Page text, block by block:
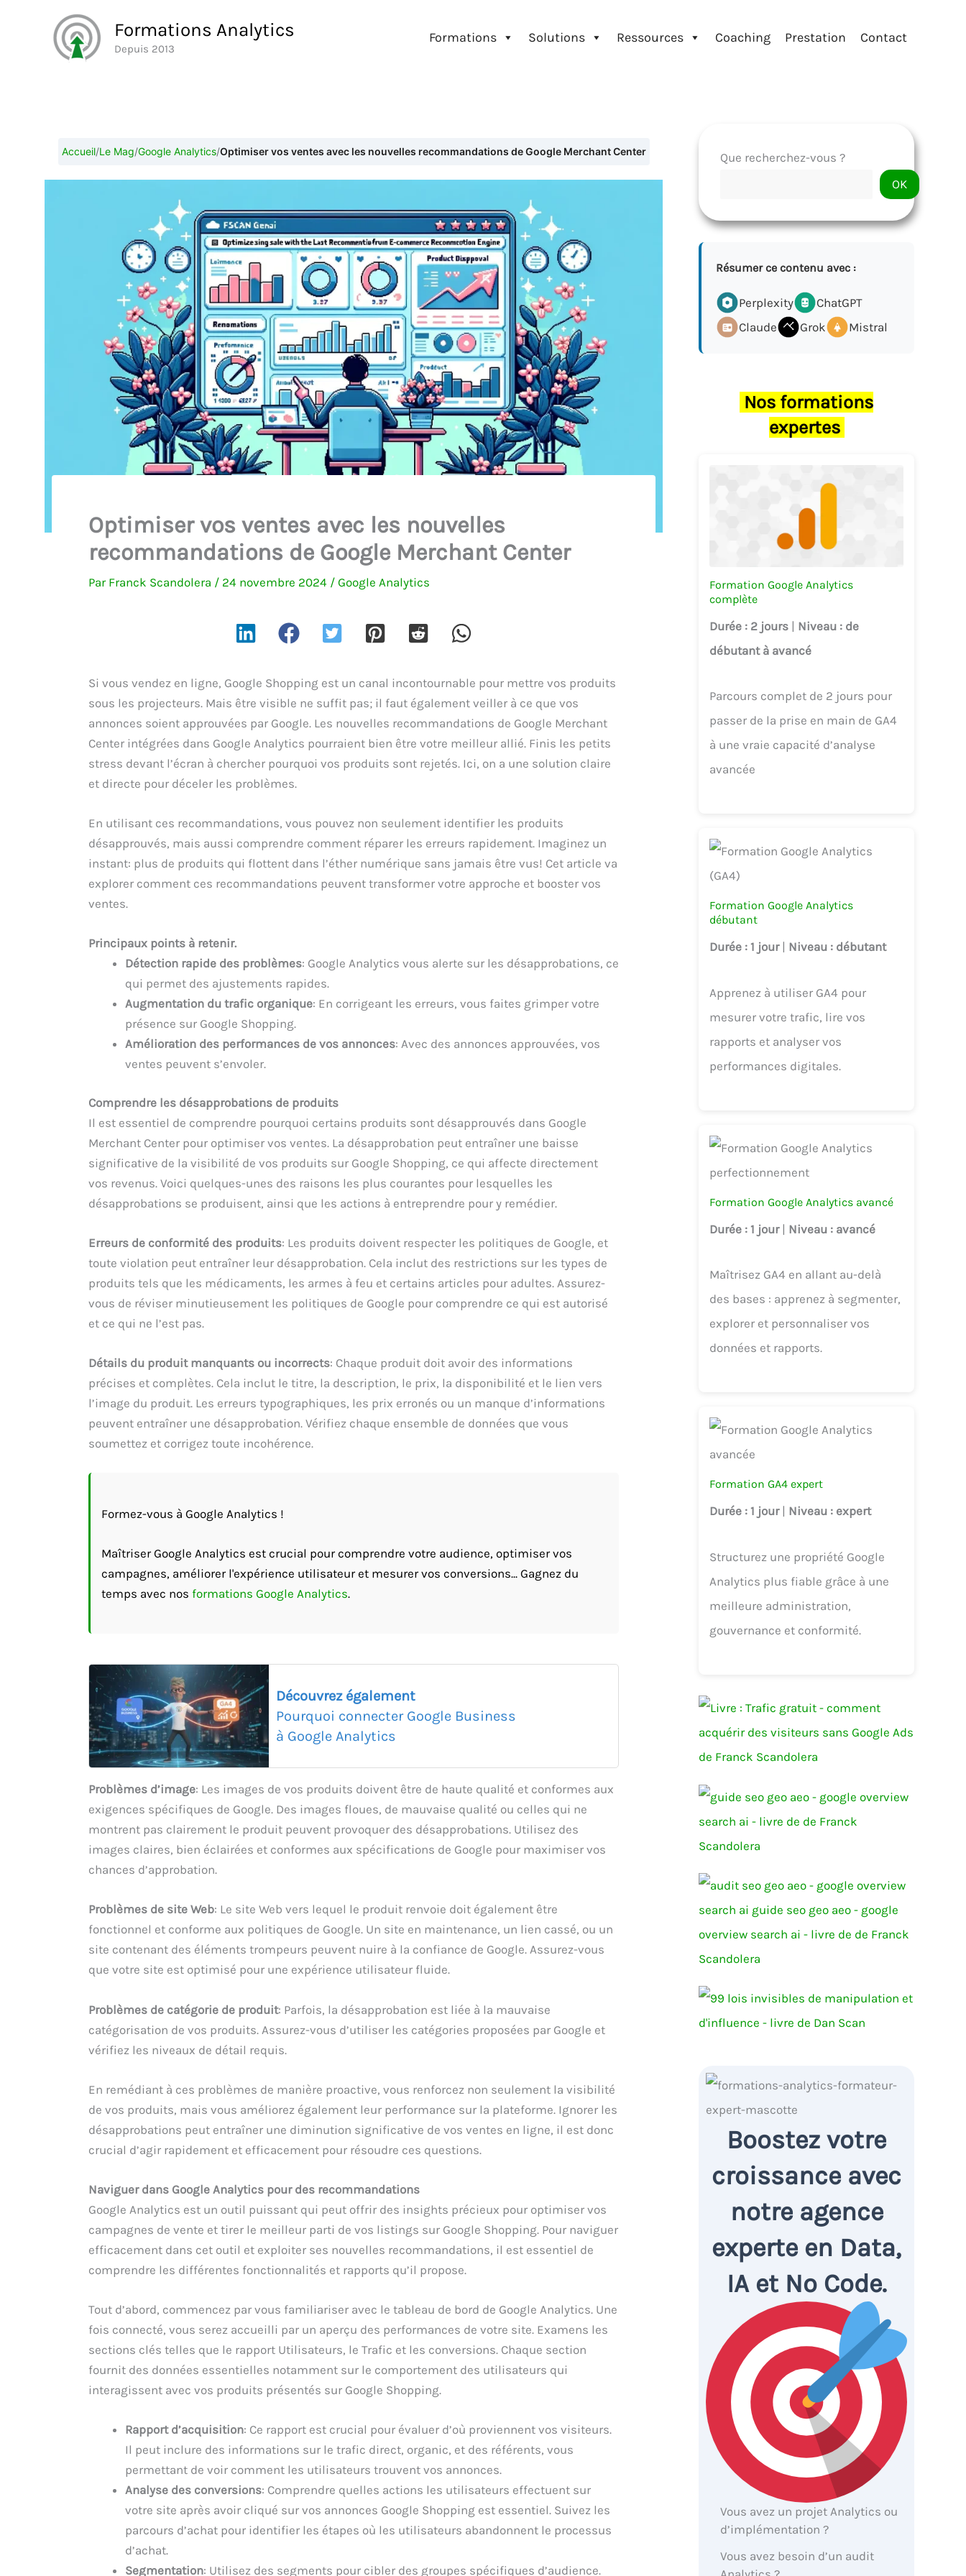
Formations Analytics
Depuis 2013
Formations Solutions Ressources Coaching Prestation Contact
Accueil/Le Mag/Google Analytics/Optimiser vos ventes avec les nouvelles recommandations de Google Merchant Center
Optimiser vos ventes avec les nouvelles
recommandations de Google Merchant Center
Par Franck Scandolera / 24 novembre 2024 / Google Analytics
Si vous vendez en ligne, Google Shopping est un canal incontournable pour mettre vos produits
sous les projecteurs. Mais être visible ne suffit pas; il faut également veiller à ce que vos
annonces soient approuvées par Google. Les nouvelles recommandations de Google Merchant
Center intégrées dans Google Analytics pourraient bien être votre meilleur allié. Finis les petits
stress devant l’écran à chercher pourquoi vos produits sont rejetés. Ici, on a une solution claire
et directe pour déceler les problèmes.
En utilisant ces recommandations, vous pouvez non seulement identifier les produits
désapprouvés, mais aussi comprendre comment réparer les erreurs rapidement. Imaginez un
instant: plus de produits qui flottent dans l’éther numérique sans jamais être vus! Cet article va
explorer comment ces recommandations peuvent transformer votre approche et booster vos
ventes.
Principaux points à retenir.
Détection rapide des problèmes: Google Analytics vous alerte sur les désapprobations, ce
qui permet des ajustements rapides.
Augmentation du trafic organique: En corrigeant les erreurs, vous faites grimper votre
présence sur Google Shopping.
Amélioration des performances de vos annonces: Avec des annonces approuvées, vos
ventes peuvent s’envoler.
Comprendre les désapprobations de produits
Il est essentiel de comprendre pourquoi certains produits sont désapprouvés dans Google
Merchant Center pour optimiser vos ventes. La désapprobation peut entraîner une baisse
significative de la visibilité de vos produits sur Google Shopping, ce qui affecte directement
vos revenus. Voici quelques-unes des raisons les plus courantes pour lesquelles les
désapprobations se produisent, ainsi que les actions à entreprendre pour y remédier.
Erreurs de conformité des produits: Les produits doivent respecter les politiques de Google, et
toute violation peut entraîner leur désapprobation. Cela inclut des restrictions sur les types de
produits tels que les médicaments, les armes à feu et certains articles pour adultes. Assurez-
vous de réviser minutieusement les politiques de Google pour comprendre ce qui est autorisé
et ce qui ne l’est pas.
Détails du produit manquants ou incorrects: Chaque produit doit avoir des informations
précises et complètes. Cela inclut le titre, la description, le prix, la disponibilité et le lien vers
l’image du produit. Les erreurs typographiques, les prix erronés ou un manque d’informations
peuvent entraîner une désapprobation. Vérifiez chaque ensemble de données que vous
soumettez et corrigez toute incohérence.
Formez-vous à Google Analytics !
Maîtriser Google Analytics est crucial pour comprendre votre audience, optimiser vos
campagnes, améliorer l'expérience utilisateur et mesurer vos conversions... Gagnez du
temps avec nos formations Google Analytics.
Découvrez également
Pourquoi connecter Google Business
à Google Analytics
Problèmes d’image: Les images de vos produits doivent être de haute qualité et conformes aux
exigences spécifiques de Google. Des images floues, de mauvaise qualité ou celles qui ne
montrent pas clairement le produit peuvent provoquer des désapprobations. Utilisez des
images claires, bien éclairées et conformes aux spécifications de Google pour maximiser vos
chances d’approbation.
Problèmes de site Web: Le site Web vers lequel le produit renvoie doit également être
fonctionnel et conforme aux politiques de Google. Un site en maintenance, un lien cassé, ou un
site contenant des éléments trompeurs peuvent nuire à la confiance de Google. Assurez-vous
que votre site est optimisé pour une expérience utilisateur fluide.
Problèmes de catégorie de produit: Parfois, la désapprobation est liée à la mauvaise
catégorisation de vos produits. Assurez-vous d’utiliser les catégories proposées par Google et
vérifiez les niveaux de détail requis.
En remédiant à ces problèmes de manière proactive, vous renforcez non seulement la visibilité
de vos produits, mais vous améliorez également leur performance sur la plateforme. Ignorer les
désapprobations peut entraîner une diminution significative de vos ventes en ligne, il est donc
crucial d’agir rapidement et efficacement pour résoudre ces questions.
Naviguer dans Google Analytics pour des recommandations
Google Analytics est un outil puissant qui peut offrir des insights précieux pour optimiser vos
campagnes de vente et tirer le meilleur parti de vos listings sur Google Shopping. Pour naviguer
efficacement dans cet outil et exploiter ses nouvelles recommandations, il est essentiel de
comprendre les différentes fonctionnalités et rapports qu’il propose.
Tout d’abord, commencez par vous familiariser avec le tableau de bord de Google Analytics. Une
fois connecté, vous serez accueilli par un aperçu des performances de votre site. Examens les
sections clés telles que le rapport Utilisateurs, le Trafic et les conversions. Chaque section
fournit des données essentielles notamment sur le comportement des utilisateurs qui
interagissent avec vos produits présentés sur Google Shopping.
Rapport d’acquisition: Ce rapport est crucial pour évaluer d’où proviennent vos visiteurs.
Il peut inclure des informations sur le trafic direct, organic, et des référents, vous
permettant de voir comment les utilisateurs trouvent vos annonces.
Analyse des conversions: Comprendre quelles actions les utilisateurs effectuent sur
votre site après avoir cliqué sur vos annonces Google Shopping est essentiel. Suivez les
parcours d’achat pour identifier les étapes où les utilisateurs abandonnent le processus
d’achat.
Segmentation: Utilisez des segments pour cibler des groupes spécifiques d’audience.
Que recherchez-vous ?
OK
Résumer ce contenu avec :
Perplexity
ChatGPT
Claude
Grok Mistral
Nos formations
expertes
Formation Google Analytics
complète
Durée : 2 jours | Niveau : de
débutant à avancé
Parcours complet de 2 jours pour
passer de la prise en main de GA4
à une vraie capacité d’analyse
avancée
Formation Google Analytics
débutant
Durée : 1 jour | Niveau : débutant
Apprenez à utiliser GA4 pour
mesurer votre trafic, lire vos
rapports et analyser vos
performances digitales.
Formation Google Analytics avancé
Durée : 1 jour | Niveau : avancé
Maîtrisez GA4 en allant au-delà
des bases : apprenez à segmenter,
explorer et personnaliser vos
données et rapports.
Formation GA4 expert
Durée : 1 jour | Niveau : expert
Structurez une propriété Google
Analytics plus fiable grâce à une
meilleure administration,
gouvernance et conformité.
Boostez votre
croissance avec
notre agence
experte en Data,
IA et No Code.
Vous avez un projet Analytics ou
d’implémentation ?
Vous avez besoin d’un audit